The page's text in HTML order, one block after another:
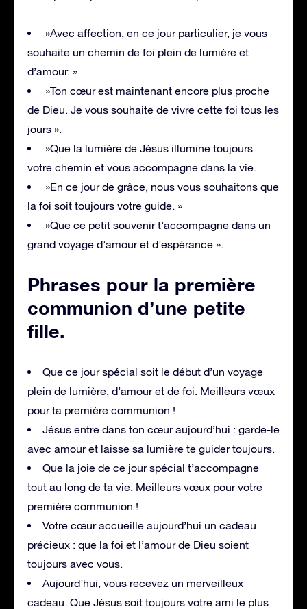
»Avec affection, en ce jour particulier, je vous
souhaite un chemin de foi plein de lumière et
d’amour. »
»Ton cœur est maintenant encore plus proche
de Dieu. Je vous souhaite de vivre cette foi tous les
jours ».
»Que la lumière de Jésus illumine toujours
votre chemin et vous accompagne dans la vie.
»En ce jour de grâce, nous vous souhaitons que
la foi soit toujours votre guide. »
»Que ce petit souvenir t’accompagne dans un
grand voyage d’amour et d’espérance ».
Phrases pour la première
communion d’une petite
fille.
Que ce jour spécial soit le début d’un voyage
plein de lumière, d’amour et de foi. Meilleurs vœux
pour ta première communion !
Jésus entre dans ton cœur aujourd’hui : garde-le
avec amour et laisse sa lumière te guider toujours.
Que la joie de ce jour spécial t’accompagne
tout au long de ta vie. Meilleurs vœux pour votre
première communion !
Votre cœur accueille aujourd’hui un cadeau
précieux : que la foi et l’amour de Dieu soient
toujours avec vous.
Aujourd’hui, vous recevez un merveilleux
cadeau. Que Jésus soit toujours votre ami le plus